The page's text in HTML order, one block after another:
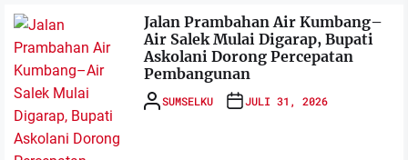
Jalan Prambahan Air Kumbang–
Air Salek Mulai Digarap, Bupati
Askolani Dorong Percepatan
Pembangunan
SUMSELKU JULI 31, 2026